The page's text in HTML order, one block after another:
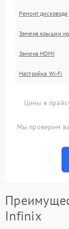
Ремонт дисковода
Замена крышки
Замена HDMI
Настройка Wi-Fi
Цены в
Мы проверим
Infinix